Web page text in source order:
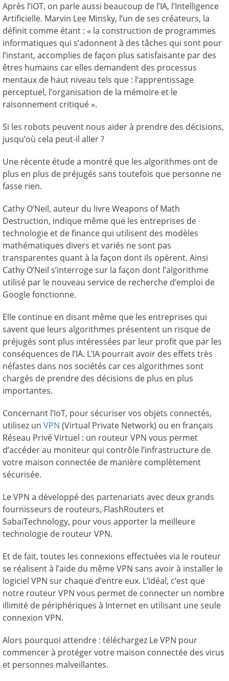
Après l’iOT, on parle aussi beaucoup de l’IA, l’Intelligence
Artificielle. Marvin Lee Minsky, l’un de ses créateurs, la
définit comme étant : « la construction de programmes
informatiques qui s’adonnent à des tâches qui sont pour
l’instant, accomplies de façon plus satisfaisante par des
êtres humains car elles demandent des processus
mentaux de haut niveau tels que : l’apprentissage
perceptuel, l’organisation de la mémoire et le
raisonnement critiqué ».
Si les robots peuvent nous aider à prendre des décisions,
jusqu’où cela peut-il aller ?
Une récente étude a montré que les algorithmes ont de
plus en plus de préjugés sans toutefois que personne ne
fasse rien.
Cathy O’Neil, auteur du livre Weapons of Math
Destruction, indique même que les entreprises de
technologie et de finance qui utilisent des modèles
mathématiques divers et variés ne sont pas
transparentes quant à la façon dont ils opèrent. Ainsi
Cathy O’Neil s’interroge sur la façon dont l’algorithme
utilisé par le nouveau service de recherche d’emploi de
Google fonctionne.
Elle continue en disant même que les entreprises qui
savent que leurs algorithmes présentent un risque de
préjugés sont plus intéressées par leur profit que par les
conséquences de l’IA. L’IA pourrait avoir des effets très
néfastes dans nos sociétés car ces algorithmes sont
chargés de prendre des décisions de plus en plus
importantes.
Concernant l’IoT, pour sécuriser vos objets connectés,
utilisez un VPN (Virtual Private Network) ou en français
Réseau Privé Virtuel : un routeur VPN vous permet
d’accéder au moniteur qui contrôle l’infrastructure de
votre maison connectée de manière complètement
sécurisée.
Le VPN a développé des partenariats avec deux grands
fournisseurs de routeurs, FlashRouters et
SabaiTechnology, pour vous apporter la meilleure
technologie de routeur VPN.
Et de fait, toutes les connexions effectuées via le routeur
se réalisent à l’aide du même VPN sans avoir à installer le
logiciel VPN sur chaque d’entre eux. L‘idéal, c’est que
notre routeur VPN vous permet de connecter un nombre
illimité de périphériques à Internet en utilisant une seule
connexion VPN.
Alors pourquoi attendre : téléchargez Le VPN pour
commencer à protéger votre maison connectée des virus
et personnes malveillantes.